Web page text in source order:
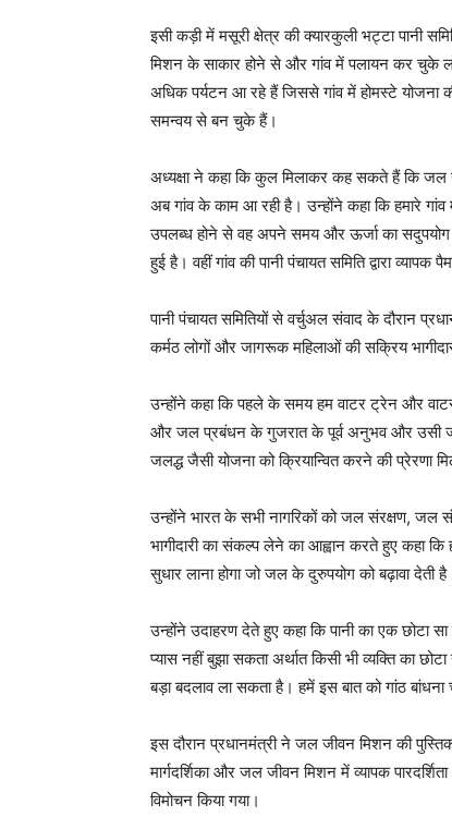
इसी कड़ी में मसूरी क्षेत्र की क्यारकुली भट्टा पानी
मिशन के साकार होने से और गांव में पलायन कर चुके
अधिक पर्यटन आ रहे हैं जिससे गांव में होमस्टे योजना
समन्वय से बन चुके हैं।
अध्यक्षा ने कहा कि कुल मिलाकर कह सकते हैं कि जल
अब गांव के काम आ रही है। उन्होंने कहा कि हमारे
उपलब्ध होने से वह अपने समय और ऊर्जा का सदुपयोग
हुई है। वहीं गांव की पानी पंचायत समिति द्वारा
पानी पंचायत समितियों से वर्चुअल संवाद के दौरान
कर्मठ लोगों और जागरूक महिलाओं की सक्रिय
उन्होंने कहा कि पहले के समय हम वाटर ट्रेन और
और जल प्रबंधन के गुजरात के पूर्व अनुभव और उसी
जलद्ध जैसी योजना को क्रियान्वित करने की प्रेरणा
उन्होंने भारत के सभी नागरिकों को जल संरक्षण, जल
भागीदारी का संकल्प लेने का आह्वान करते हुए कहा
सुधार लाना होगा जो जल के दुरुपयोग को बढ़ावा देती
उन्होंने उदाहरण देते हुए कहा कि पानी का एक छोटा
प्यास नहीं बुझा सकता अर्थात किसी भी व्यक्ति
बड़ा बदलाव ला सकता है। हमें इस बात को गांठ बांधना
इस दौरान प्रधानमंत्री ने जल जीवन मिशन की
मार्गदर्शिका और जल जीवन मिशन में व्यापक
विमोचन किया गया।